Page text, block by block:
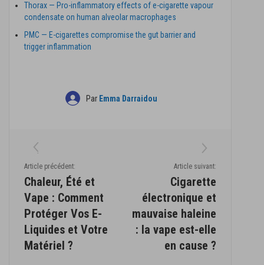
Thorax — Pro-inflammatory effects of e-cigarette vapour
condensate on human alveolar macrophages
PMC — E-cigarettes compromise the gut barrier and
trigger inflammation
Par Emma Darraidou
Article précédent:
Chaleur, Été et
Vape : Comment
Protéger Vos E-
Liquides et Votre
Matériel ?
Article suivant:
Cigarette
électronique et
mauvaise haleine
: la vape est-elle
en cause ?